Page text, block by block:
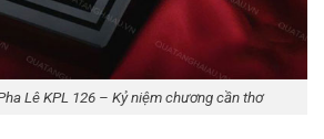
Lê KPL 126 – Kỷ niệm chương cần thơ